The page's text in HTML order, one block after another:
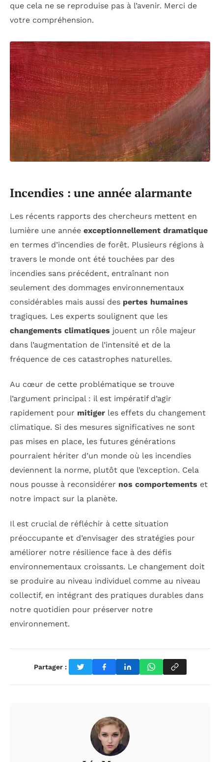
que cela ne se reproduise pas à l’avenir. Merci de
votre compréhension.
Incendies : une année alarmante
Les récents rapports des chercheurs mettent en
lumière une année exceptionnellement dramatique
en termes d’incendies de forêt. Plusieurs régions à
travers le monde ont été touchées par des
incendies sans précédent, entraînant non
seulement des dommages environnementaux
considérables mais aussi des pertes humaines
tragiques. Les experts soulignent que les
changements climatiques jouent un rôle majeur
dans l’augmentation de l’intensité et de la
fréquence de ces catastrophes naturelles.
Au cœur de cette problématique se trouve
l’argument principal : il est impératif d’agir
rapidement pour mitiger les effets du changement
climatique. Si des mesures significatives ne sont
pas mises en place, les futures générations
pourraient hériter d’un monde où les incendies
deviennent la norme, plutôt que l’exception. Cela
nous pousse à reconsidérer nos comportements et
notre impact sur la planète.
Il est crucial de réfléchir à cette situation
préoccupante et d’envisager des stratégies pour
améliorer notre résilience face à des défis
environnementaux croissants. Le changement doit
se produire au niveau individuel comme au niveau
collectif, en intégrant des pratiques durables dans
notre quotidien pour préserver notre
environnement.
Partager :